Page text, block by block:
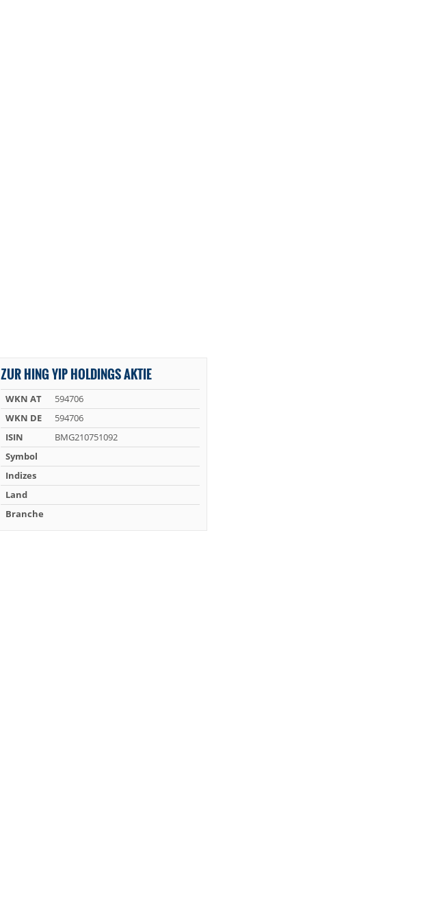
ZUR HING YIP HOLDINGS AKTIE
WKN AT
594706
WKN DE
594706
ISIN
BMG210751092
Symbol
Indizes
Land
Branche